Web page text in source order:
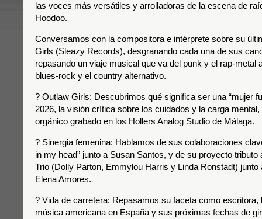
las voces más versátiles y arrolladoras de la escena de
Hoodoo.
Conversamos con la compositora e intérprete sobre su
Girls (Sleazy Records), desgranando cada una de sus
repasando un viaje musical que va del punk y el rap-metal
blues-rock y el country alternativo.
? Outlaw Girls: Descubrimos qué significa ser una “mujer
2026, la visión crítica sobre los cuidados y la carga mental,
orgánico grabado en los Hollers Analog Studio de Málaga.
? Sinergia femenina: Hablamos de sus colaboraciones
in my head” junto a Susan Santos, y de su proyecto tributo
Trio (Dolly Parton, Emmylou Harris y Linda Ronstadt) junto
Elena Amores.
? Vida de carretera: Repasamos su faceta como escritora,
música americana en España y sus próximas fechas de